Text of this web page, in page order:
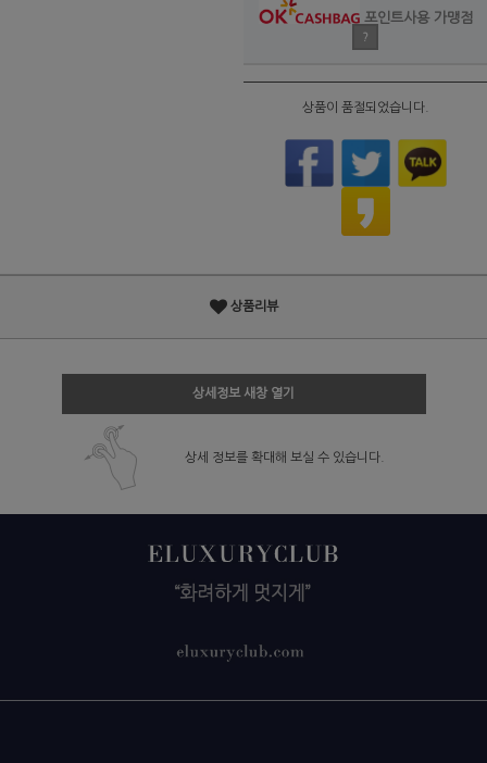
포인트사용 가맹점
?
상품이 품절되었습니다.
상품리뷰
상세정보 새창 열기
상세 정보를 확대해 보실 수 있습니다.